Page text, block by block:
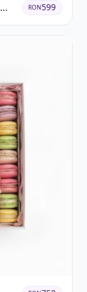
RON599